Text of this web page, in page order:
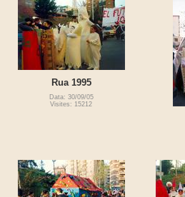
Rua 1995
Data: 30/09/05
Visites: 15212